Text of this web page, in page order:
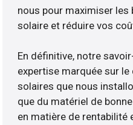
nous pour maximiser les
solaire et réduire vos
En définitive, notre
expertise marquée sur le
solaires que nous
que du matériel de
en matière de rentabilité